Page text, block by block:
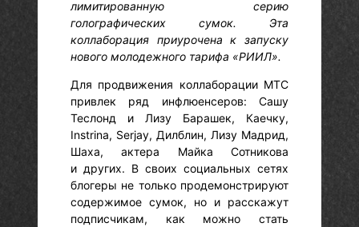
лимитированную серию
голографических сумок. Эта
коллаборация приурочена к запуску
нового молодежного тарифа «РИИЛ».
Для продвижения коллаборации МТС
привлек ряд инфлюенсеров: Сашу
Теслонд и Лизу Барашек, Каечку,
Instrina, Serjay, Дилблин, Лизу Мадрид,
Шаха, актера Майка Сотникова
и других. В своих социальных сетях
блогеры не только продемонстрируют
содержимое сумок, но и расскажут
подписчикам, как можно стать